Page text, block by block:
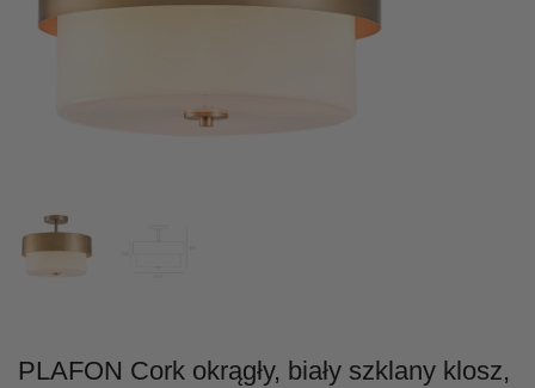
PLAFON Cork okrągły, biały szklany klosz,